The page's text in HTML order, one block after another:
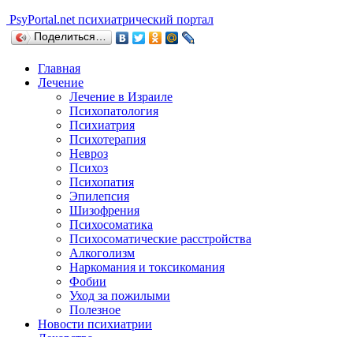
PsyPortal.net психиатрический портал
Поделиться…
Главная
Лечение
Лечение в Израиле
Психопатология
Психиатрия
Психотерапия
Невроз
Психоз
Психопатия
Эпилепсия
Шизофрения
Психосоматика
Психосоматические расстройства
Алкоголизм
Наркомания и токсикомания
Фобии
Уход за пожилыми
Полезное
Новости психиатрии